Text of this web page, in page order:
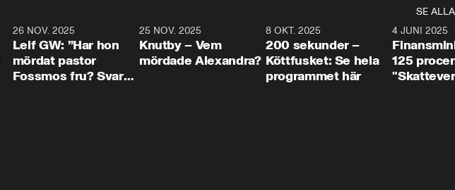
SE ALLA
26 NOV. 2025
Leif GW: ”Har hon
mördat pastor
Fossmos fru? Svar
31:05
25 NOV. 2025
Knutby – Vem
mördade Alexandra?
4:29
8 OKT. 2025
200 sekunder –
Köttfusket: Se hela
programmet här
4 JUNI 2025
125